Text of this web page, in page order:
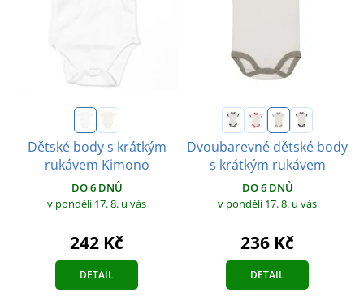
Dětské body s krátkým
rukávem Kimono
DO 6 DNŮ
v pondělí 17. 8. u vás
242 Kč
DETAIL
Dvoubarevné dětské body
s krátkým rukávem
DO 6 DNŮ
v pondělí 17. 8. u vás
236 Kč
DETAIL